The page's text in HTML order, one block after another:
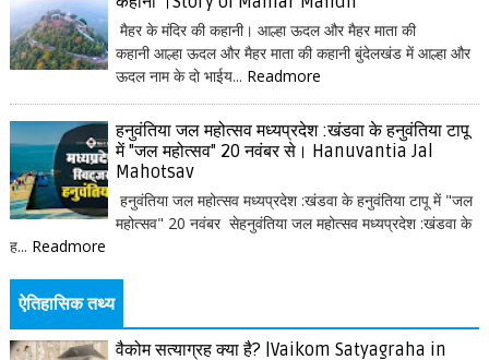
मैहर के मंदिर की कहानी। आल्हा ऊदल और मैहर माता की
कहानी आल्हा ऊदल और मैहर माता की कहानी बुंदेलखंड में आल्हा और
ऊदल नाम के दो भाईय... Readmore
हनुवंतिया जल महोत्सव मध्यप्रदेश :खंडवा के हनुवंतिया टापू
में "जल महोत्सव" 20 नवंबर से। Hanuvantia Jal
Mahotsav
हनुवंतिया जल महोत्सव मध्यप्रदेश :खंडवा के हनुवंतिया टापू में "जल
महोत्सव" 20 नवंबर सेहनुवंतिया जल महोत्सव मध्यप्रदेश :खंडवा के
ह... Readmore
ऐतिहासिक तथ्य
वैकोम सत्याग्रह क्या है? |Vaikom Satyagraha in